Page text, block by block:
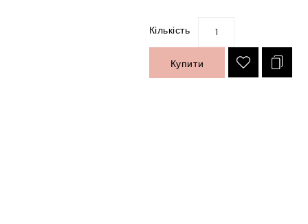
Кількість
Купити